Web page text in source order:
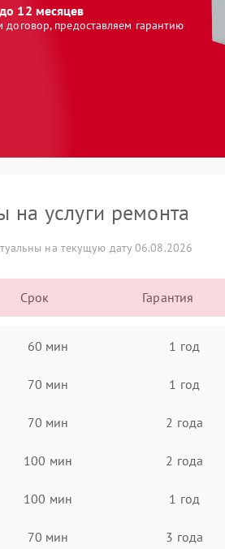
12 месяцев
договор, предоставляем гарантию
на услуги ремонта
на текущую дату 06.08.2026
Срок Гарантия
60 мин 1 год
70 мин 1 год
70 мин 2 года
100 мин 2 года
100 мин 1 год
70 мин 3 года